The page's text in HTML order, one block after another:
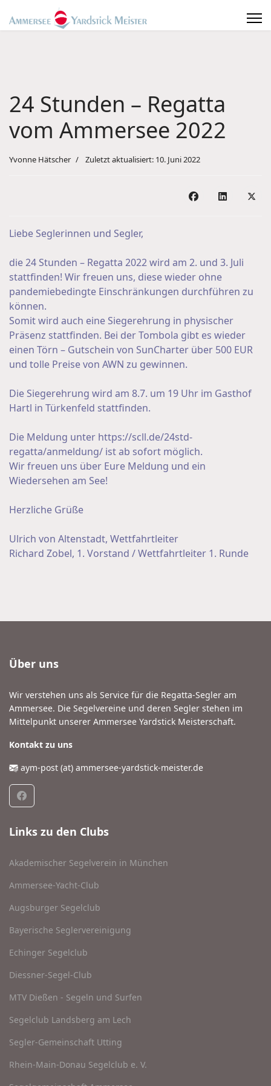
24 Stunden – Regatta
vom Ammersee 2022
Yvonne Hätscher Zuletzt aktualisiert: 10. Juni 2022
Liebe Seglerinnen und Segler,
die 24 Stunden – Regatta 2022 wird am 2. und 3. Juli
stattfinden! Wir freuen uns, diese wieder ohne
pandemiebedingte Einschränkungen durchführen zu
können.
Somit wird auch eine Siegerehrung in physischer
Präsenz stattfinden. Bei der Tombola gibt es wieder
einen Törn – Gutschein von SunCharter über 500 EUR
und tolle Preise von AWN zu gewinnen.
Die Siegerehrung wird am 8.7. um 19 Uhr im Gasthof
Hartl in Türkenfeld stattfinden.
Die Meldung unter https://scll.de/24std-
regatta/anmeldung/ ist ab sofort möglich.
Wir freuen uns über Eure Meldung und ein
Wiedersehen am See!
Herzliche Grüße
Ulrich von Altenstadt, Wettfahrtleiter
Richard Zobel, 1. Vorstand / Wettfahrtleiter 1. Runde
Über uns
Wir verstehen uns als Service für die Regatta-Segler am
Ammersee. Die Segelvereine und deren Segler stehen im
Mittelpunkt unserer Ammersee Yardstick Meisterschaft.
Kontakt zu uns
aym-post (at) ammersee-yardstick-meister.de
Links zu den Clubs
Akademischer Segelverein in München
Ammersee-Yacht-Club
Augsburger Segelclub
Bayerische Seglervereinigung
Echinger Segelclub
Diessner-Segel-Club
MTV Dießen - Segeln und Surfen
Segelclub Landsberg am Lech
Segler-Gemeinschaft Utting
Rhein-Main-Donau Segelclub e. V.